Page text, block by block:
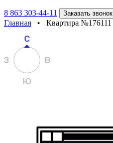
8 863 303-44-11 Заказать звонок
Главная • Квартира №176111